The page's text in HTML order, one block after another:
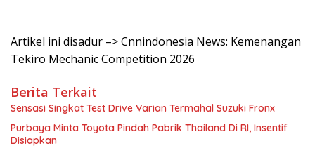
Artikel ini disadur –> Cnnindonesia News: Kemenangan
Tekiro Mechanic Competition 2026
Berita Terkait
Sensasi Singkat Test Drive Varian Termahal Suzuki Fronx
Purbaya Minta Toyota Pindah Pabrik Thailand Di RI, Insentif
Disiapkan